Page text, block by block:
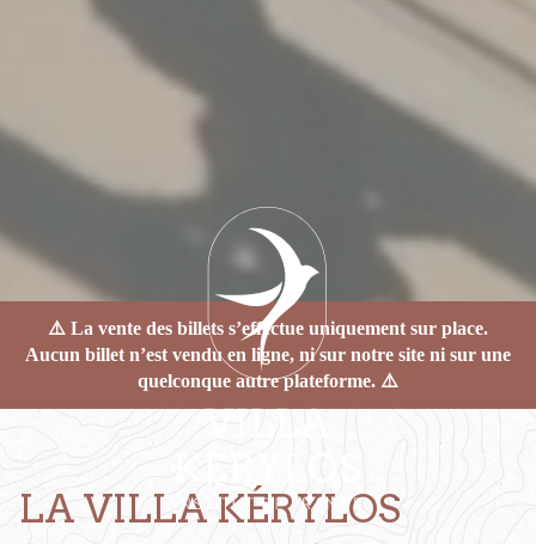
⚠️ La vente des billets s’effectue uniquement sur place.
Aucun billet n’est vendu en ligne, ni sur notre site ni sur une
quelconque autre plateforme. ⚠️
LA VILLA KÉRYLOS